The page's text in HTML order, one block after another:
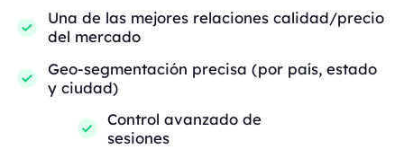
Una de las mejores relaciones calidad/precio
del mercado
Geo-segmentación precisa (por país, estado
y ciudad)
Control avanzado de
sesiones